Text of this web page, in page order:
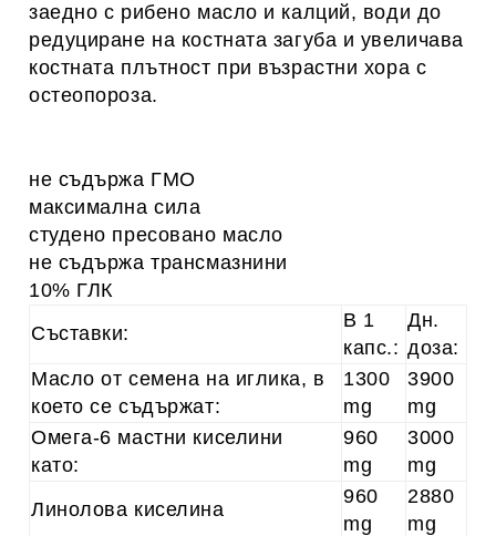
заедно с рибено масло и калций, води до
редуциране на костната загуба и увеличава
костната плътност при възрастни хора с
остеопороза.
не съдържа ГМО
максимална сила
студено пресовано масло
не съдържа трансмазнини
10% ГЛК
Съставки:
В 1
капс.:
Дн.
доза:
Масло от семена на иглика, в
което се съдържат:
1300
mg
3900
mg
Омега-6 мастни киселини
като:
960
mg
3000
mg
Линолова киселина
960
mg
2880
mg